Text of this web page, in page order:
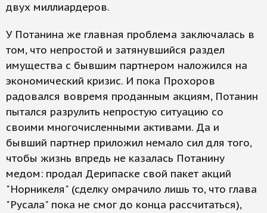
двух миллиардеров.
У Потанина же главная проблема заключалась в
том, что непростой и затянувшийся раздел
имущества с бывшим партнером наложился на
экономический кризис. И пока Прохоров
радовался вовремя проданным акциям, Потанин
пытался разрулить непростую ситуацию со
своими многочисленными активами. Да и
бывший партнер приложил немало сил для того,
чтобы жизнь впредь не казалась Потанину
медом: продал Дерипаске свой пакет акций
"Норникеля" (сделку омрачило лишь то, что глава
"Русала" пока не смог до конца рассчитаться),